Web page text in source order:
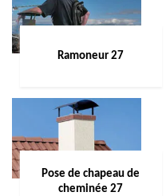
Ramoneur 27
Pose de chapeau de
cheminée 27